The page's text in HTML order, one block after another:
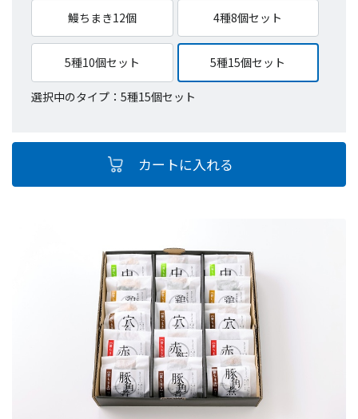
鰻ちまき12個 4種8個セット
5種10個セット 5種15個セット
選択中のタイプ：5種15個セット